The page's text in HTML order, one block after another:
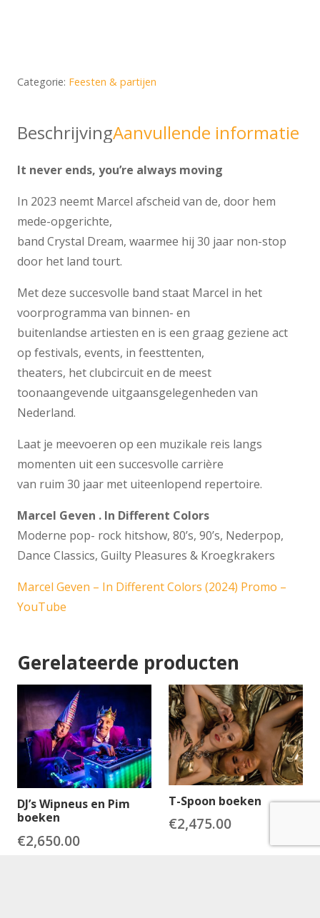
Categorie: Feesten & partijen
BeschrijvingAanvullende informatie
It never ends, you’re always moving
In 2023 neemt Marcel afscheid van de, door hem
mede-opgerichte,
band Crystal Dream, waarmee hij 30 jaar non-stop
door het land tourt.
Met deze succesvolle band staat Marcel in het
voorprogramma van binnen- en
buitenlandse artiesten en is een graag geziene act
op festivals, events, in feesttenten,
theaters, het clubcircuit en de meest
toonaangevende uitgaansgelegenheden van
Nederland.
Laat je meevoeren op een muzikale reis langs
momenten uit een succesvolle carrière
van ruim 30 jaar met uiteenlopend repertoire.
Marcel Geven . In Different Colors
Moderne pop- rock hitshow, 80’s, 90’s, Nederpop,
Dance Classics, Guilty Pleasures & Kroegkrakers
Marcel Geven – In Different Colors (2024) Promo –
YouTube
Gerelateerde producten
DJ’s Wipneus en Pim
boeken
€2,650.00
T-Spoon boeken
€2,475.00